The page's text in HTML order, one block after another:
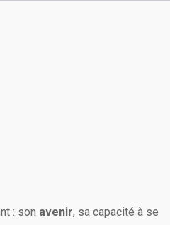
: son avenir, sa capacité à se